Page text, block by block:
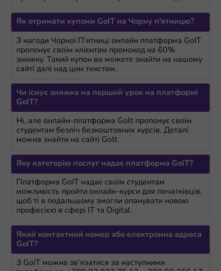
Як отримати купони GoIT на Чорну п'ятницю?
З нагоди Чорної П’ятниці онлайн платформа GoIT
пропонує своїм клієнтам промокод на 60%
знижку. Такий купон ви можете знайти на нашому
сайті далі над цим текстом.
Чи існує знижка на перший урок на платформі
GoIT?
Ні, але онлайн-платформа Golt пропонує своїм
студентам безліч безкоштовних курсів. Деталі
можна знайти на сайті Golt.
Яку категорію послуг надає платформа GoIT?
Платформа GoIT надає своїм студентам
можливість пройти онлайн-курси для початківців,
щоб ті в подальшому змогли опанувати новою
професією в сфері IT та Digital.
Який контактний номер або електронна адреса
GoIT?
З GoIT можна зв’язатися за наступними